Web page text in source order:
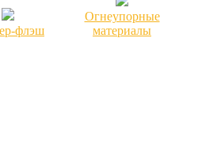
флэш
Огнеупорные
материалы